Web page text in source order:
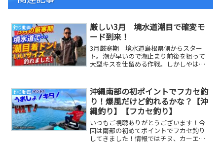
釣り動画
厳しい3月 境水道潮目で確変モ
ード到来！
3月厳寒期 境水道島根県側からスター
ト。潮が早いので潮止まり前後を狙って
大型キスを仕留める作戦。しかしやはり
釣り動画
沖縄南部の初ポイントでフカセ釣
り！爆風だけど釣れるかな？【沖
縄釣り】【フカセ釣り】
いつもご視聴ありがとうございます！今
回は南部の初めてポイントでフカセ釣り
してきました！情報ではチヌ、カーエ